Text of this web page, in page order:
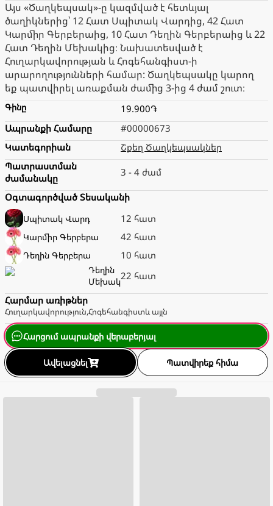
Այս «Ծաղկեպսակ»-ը կազմված է հետևյալ
ծաղիկներից՝ 12 Հատ Սպիտակ Վարդից, 42 Հատ
Կարմիր Գերբերաից, 10 Հատ Դեղին Գերբերաից և 22
Հատ Դեղին Մեխակից։ Նախատեսված է
Հուղարկավորության և Հոգեհանգիստ-ի
արարողությունների համար: Ծաղկեպսակը կարող
եք պատվիրել առաքման ժամից 3-ից 4 ժամ շուտ։
Գինը
19.900֏
Ապրանքի Համարը
#00000673
Կատեգորիան
Շքեղ Ծաղկեպսակներ
Պատրաստման
ժամանակը
3 - 4 ժամ
Օգտագործված Տեսականի
Սպիտակ Վարդ 12 հատ
Կարմիր Գերբերա 42 հատ
Դեղին Գերբերա 10 հատ
Դեղին
Մեխակ22 հատ
Հարմար առիթներ
Հուղարկավորություն,Հոգեհանգիստև այլն
Հարցում ապրանքի վերաբերյալ
Ավելացնել Պատվիրեք հիմա